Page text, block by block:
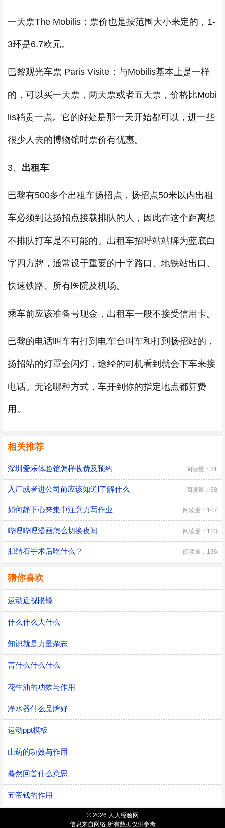
一天票The Mobilis：票价也是按范围大小来定的，1-
3环是6.7欧元。
巴黎观光车票 Paris Visite：与Mobilis基本上是一样
的，可以买一天票，两天票或者五天票，价格比Mobi
lis稍贵一点。它的好处是那一天开始都可以，进一些
很少人去的博物馆时票价有优惠。
3、 出租车
巴黎有500多个出租车扬招点，扬招点50米以内出租
车必须到达扬招点接载排队的人，因此在这个距离想
不排队打车是不可能的。出租车招呼站站牌为蓝底白
字四方牌，通常设于重要的十字路口、地铁站出口、
快速铁路、所有医院及机场。
乘车前应该准备号现金，出租车一般不接受信用卡。
巴黎的电话叫车有打到电车台叫车和打到扬招站的，
扬招站的灯罩会闪灯，途经的司机看到就会下车来接
电话。无论哪种方式，车开到你的指定地点都算费
用。
相关推荐
深圳爱乐体验馆怎样收费及预约 阅读量：31
入厂或者进公司前应该知道l了解什么 阅读量：38
如何静下心来集中注意力写作业 阅读量：107
哔哩哔哩漫画怎么切换夜间 阅读量：123
胆结石手术后吃什么？ 阅读量：136
猜你喜欢
运动近视眼镜
什么什么大什么
知识就是力量杂志
言什么什么什么
花生油的功效与作用
净水器什么品牌好
运动ppt模板
山药的功效与作用
蓦然回首什么意思
五帝钱的作用
© 2026 人人经验网
信息来自网络 所有数据仅供参考